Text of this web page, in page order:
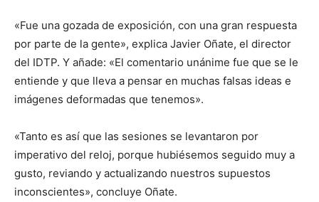
«Fue una gozada de exposición, con una gran respuesta
por parte de la gente», explica Javier Oñate, el director
del IDTP. Y añade: «El comentario unánime fue que se le
entiende y que lleva a pensar en muchas falsas ideas e
imágenes deformadas que tenemos».
«Tanto es así que las sesiones se levantaron por
imperativo del reloj, porque hubiésemos seguido muy a
gusto, reviando y actualizando nuestros supuestos
inconscientes», concluye Oñate.